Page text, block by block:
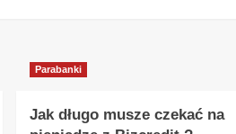
Parabanki
Jak długo musze czekać na